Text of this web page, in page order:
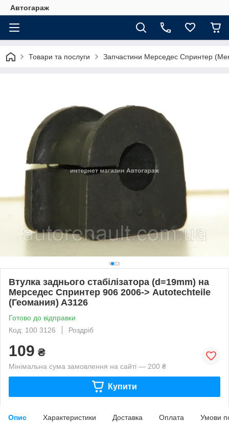
Автогараж
Товари та послуги Запчастини Мерседес Спринтер
Втулка заднього стабілізатора (d=19mm) на
Мерседес Спринтер 906 2006-> Autotechteile
(Геомания) A3126
Готово до відправки
Код: 100 3126
Роздріб
109 ₴
Мінімальна сума замовлення на сайті — 200 ₴
Купити
Опис Характеристики Доставка Оплата Умови